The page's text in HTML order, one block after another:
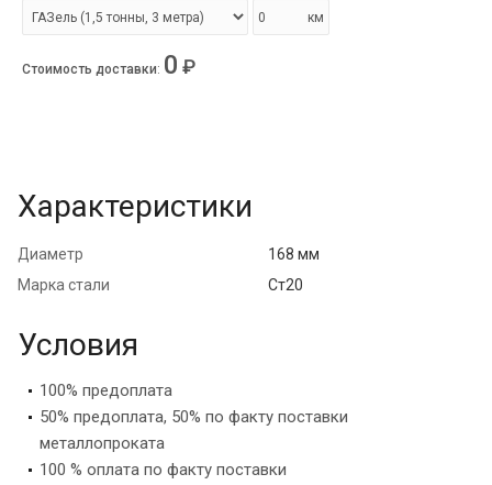
км
Стоимость доставки: 0 ₽
Характеристики
Диаметр
168 мм
Марка стали
Ст20
Условия
100% предоплата
50% предоплата, 50% по факту поставки
металлопроката
100 % оплата по факту поставки